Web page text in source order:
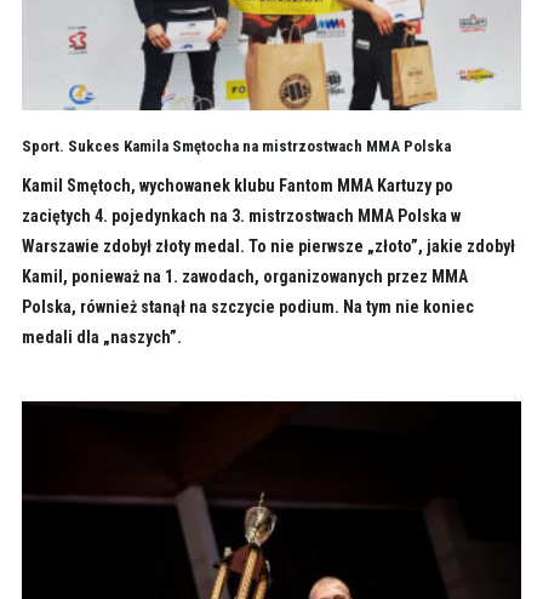
Sport. Sukces Kamila Smętocha na mistrzostwach MMA Polska
Kamil Smętoch, wychowanek klubu Fantom MMA Kartuzy po
zaciętych 4. pojedynkach na 3. mistrzostwach MMA Polska w
Warszawie zdobył złoty medal. To nie pierwsze „złoto”, jakie zdobył
Kamil, ponieważ na 1. zawodach, organizowanych przez MMA
Polska, również stanął na szczycie podium. Na tym nie koniec
medali dla „naszych”.